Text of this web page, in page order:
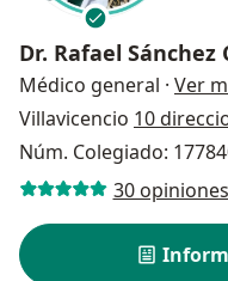
Dr. Rafael Sánchez
Médico general · Ver
Villavicencio 10
Núm. Colegiado:
30 opiniones